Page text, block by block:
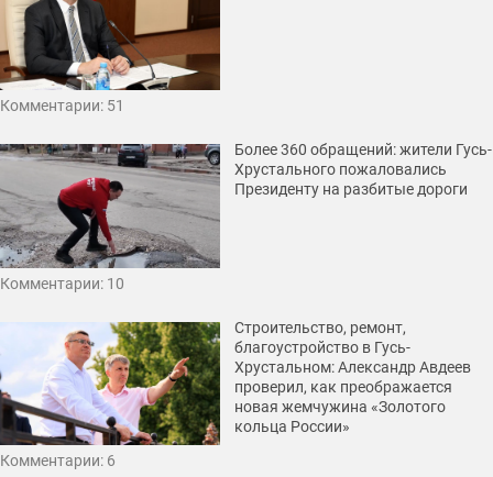
Комментарии: 51
Более 360 обращений: жители Гусь-
Хрустального пожаловались
Президенту на разбитые дороги
Комментарии: 10
Строительство, ремонт,
благоустройство в Гусь-
Хрустальном: Александр Авдеев
проверил, как преображается
новая жемчужина «Золотого
кольца России»
Комментарии: 6